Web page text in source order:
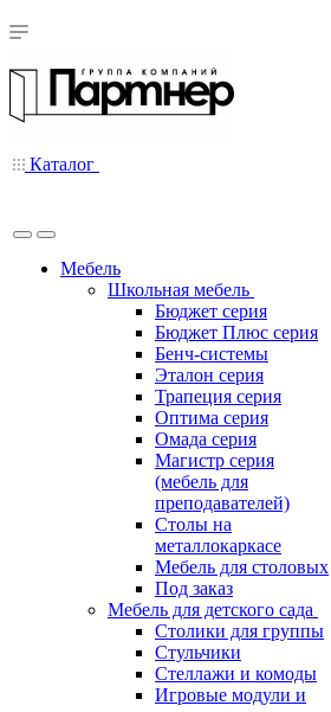
Каталог
Мебель
Школьная мебель
Бюджет серия
Бюджет Плюс серия
Бенч-системы
Эталон серия
Трапеция серия
Оптима серия
Омада серия
Магистр серия
(мебель для
преподавателей)
Столы на
металлокаркасе
Мебель для столовых
Под заказ
Мебель для детского сада
Столики для группы
Стульчики
Стеллажи и комоды
Игровые модули и